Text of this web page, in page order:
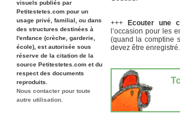
visuels publiés par
Petitestetes.com pour un
usage privé, familial, ou dans
des structures destinées à
l'enfance (crèche, garderie,
école), est autorisée sous
réserve de la citation de la
source Petitestetes.com et du
respect des documents
reproduits.
Nous contacter pour toute
autre utilisation.
+++ Ecouter une
l’occasion pour les
(quand la comptine
devez être